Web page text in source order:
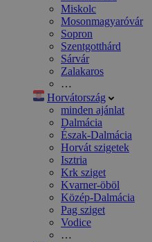
Miskolc
Mosonmagyaróvár
Sopron
Szentgotthárd
Sárvár
Zalakaros
…
Horvátország
minden ajánlat
Dalmácia
Észak-Dalmácia
Horvát szigetek
Isztria
Krk sziget
Kvarner-öböl
Közép-Dalmácia
Pag sziget
Vodice
…